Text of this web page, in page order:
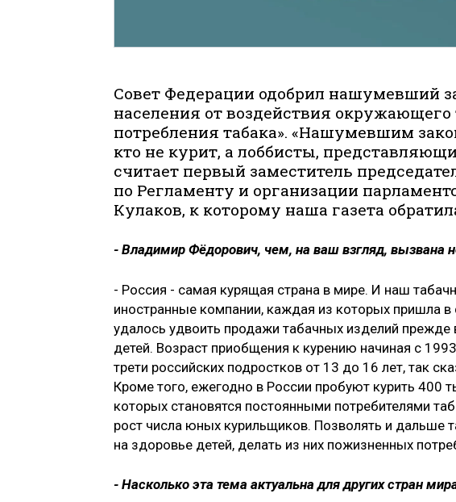
Совет Федерации одобрил нашумевший
населения от воздействия
потребления табака». «Нашумевшим
кто не курит, а лоббисты,
считает первый заместитель
по Регламенту и организации
Кулаков, к которому наша газета
- Владимир Фёдорович, чем, на ваш взгляд, вызвана
- Россия - самая курящая страна в мире. И наш
иностранные компании, каждая из которых пришла в
удалось удвоить продажи табачных изделий
детей. Возраст приобщения к курению начиная с
трети российских подростков от 13 до 16 лет, так
Кроме того, ежегодно в России пробуют курить 400
которых становятся постоянными потребителями
рост числа юных курильщиков. Позволять и дальше
на здоровье детей, делать из них пожизненных
- Насколько эта тема актуальна для других стран